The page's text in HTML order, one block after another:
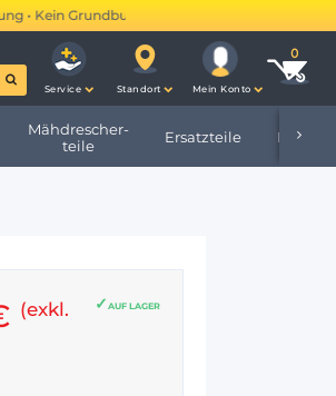
Grundbucheintrag •
Service Standort Mein Konto
Mähdrescher-
teile
Ersatzteile
AUF LAGER
(exkl.